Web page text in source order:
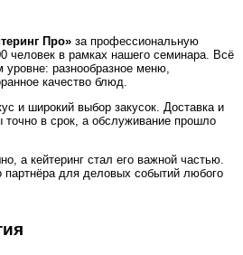
Про» за профессиональную
человек в рамках нашего семинара. Всё
разнообразное меню,
качество блюд.
и широкий выбор закусок. Доставка и
точно в срок, а обслуживание прошло
а кейтеринг стал его важной частью.
партнёра для деловых событий любого